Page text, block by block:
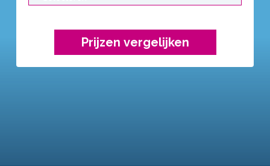
Prijzen vergelijken